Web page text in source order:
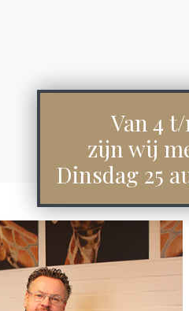
Van 4
zijn wij
Dinsdag 25